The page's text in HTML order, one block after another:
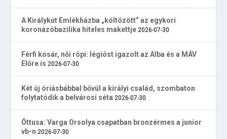
A Királykút Emlékházba „költözött” az egykori
koronázóbazilika hiteles makettje 2026-07-30
Férfi kosár, női röpi: légióst igazolt az Alba és a MÁV
Előre is 2026-07-30
Két új óriásbábbal bővül a királyi család, szombaton
folytatódik a belvárosi séta 2026-07-30
Öttusa: Varga Orsolya csapatban bronzérmes a junior
vb-n 2026-07-30